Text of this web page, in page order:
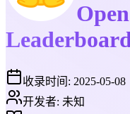
收录时间: 2025-05-08
开发者: 未知